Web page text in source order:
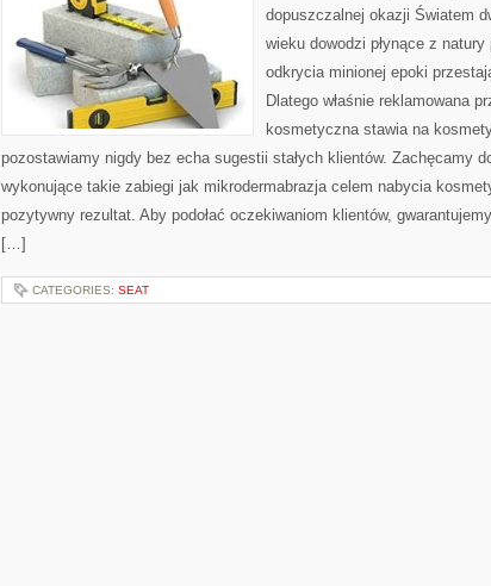
dopuszczalnej okazji Światem
wieku dowodzi płynące z
odkrycia minionej epoki
Dlatego właśnie reklamowana
kosmetyczna stawia na
pozostawiamy nigdy bez echa sugestii stałych klientów. Zachęcamy
wykonujące takie zabiegi jak mikrodermabrazja celem nabycia
pozytywny rezultat. Aby podołać oczekiwaniom klientów,
[…]
CATEGORIES: SEAT